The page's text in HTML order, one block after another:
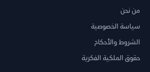
من نحن
سياسة الخصوصية
الشروط والأحكام
حقوق الملكية الفكرية